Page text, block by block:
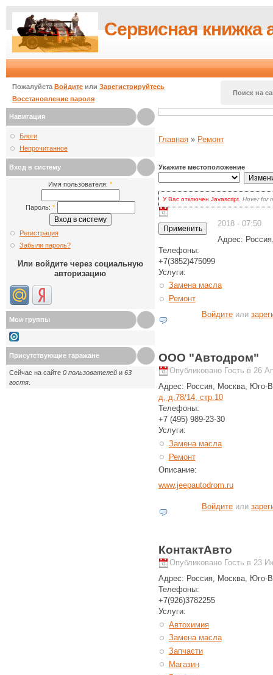
Сервисная книжка
Пожалуйста Войдите или Зарегистрируйтесь
Восстановление пароля
Поиск на
Навигация
Блоги
Непрочитанное
Вход в систему
Имя пользователя:*
Пароль:*
Регистрация
Забыли пароль?
Или войдите через социальную
авторизацию
Мои группы
Присутствующие гаражане
Сейчас на сайте 0 пользователей и 63
гостя
Главная » Ремонт
Укажите местоположение
У Вас отключен Javascript. Hover for
для волнения: вы по-прежнему
есть два варианта:
включить Javascriptв браузере и
наиболее продвинутых.
Кликать на кнопке
Updateкаждый
2018 - 07:50
Адрес:
Телефоны:
+7(3852)475099
Услуги:
Замена масла
Ремонт
Войдитеили
ООО "Автодром"
Опубликовано Гость в 26
Адрес: Россия, Москва, Юго-
д, д.78/14, стр.10
Телефоны:
+7 (495) 989-23-30
Услуги:
Замена масла
Ремонт
Описание:
www.jeepautodrom.ru
Войдитеили
КонтактАвто
Опубликовано Гость в 23
Адрес: Россия, Москва, Юго-
Телефоны:
+7(926)3782255
Услуги:
Автохимия
Замена масла
Запчасти
Магазин